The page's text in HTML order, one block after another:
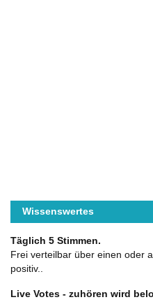
Wissenswertes
Täglich 5 Stimmen.
Frei verteilbar über einen oder
positiv..
Live Votes - zuhören wird